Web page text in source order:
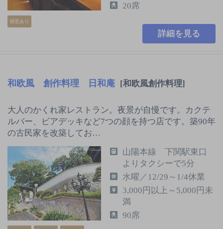
個室あり
20席
詳細を見る
和欧風 創作料理 日和庵 [和欧風創作料理]
大人のかくれ家レストラン。夜景が自慢です。カクテ
ルバー、ビアデッキなど7つの顔を持つ店です。築90年
の古民家を改築してお…
山陽本線 下関駅東口
よりタクシーで5分
水曜／12/29～1/4休業
3,000円以上～5,000円未
満
90席